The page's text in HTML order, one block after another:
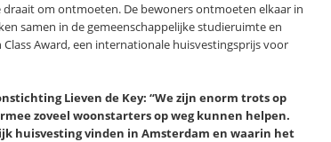
om ontmoeten. De bewoners ontmoeten elkaar in
samen in de gemeenschappelijke studieruimte en
Award, een internationale huisvestingsprijs voor
Lieven de Key: “We zijn enorm trots op
zoveel woonstarters op weg kunnen helpen.
huisvesting vinden in Amsterdam en waarin het